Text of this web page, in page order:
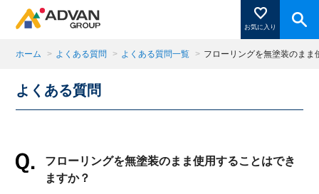
お気に入り
商品ページにある「お気に入り登録」を押すと登録した
商品がここに表示されます。
ホーム > よくある質問 > よくある質問一覧 > フローリングを無塗装のま
よくある質問
フローリングを無塗装のまま使用することはでき
ますか？